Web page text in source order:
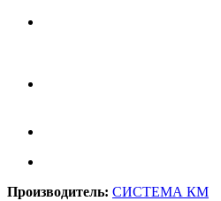
Производитель: СИСТЕМА КМ